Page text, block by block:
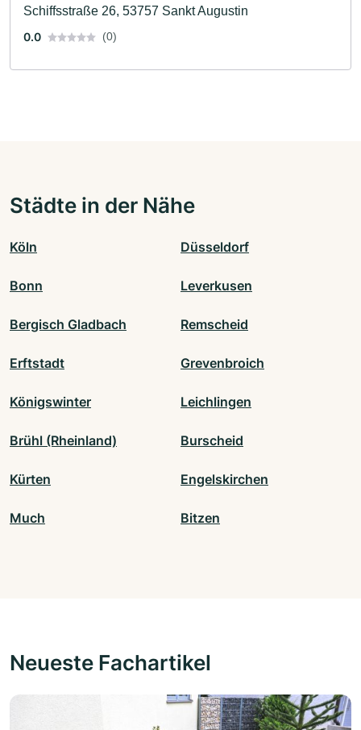
Schiffsstraße 26, 53757 Sankt Augustin
0.0
(0)
Städte in der Nähe
Köln Düsseldorf
Bonn Leverkusen
Bergisch Gladbach Remscheid
Erftstadt Grevenbroich
Königswinter Leichlingen
Brühl (Rheinland) Burscheid
Kürten Engelskirchen
Much Bitzen
Neueste Fachartikel